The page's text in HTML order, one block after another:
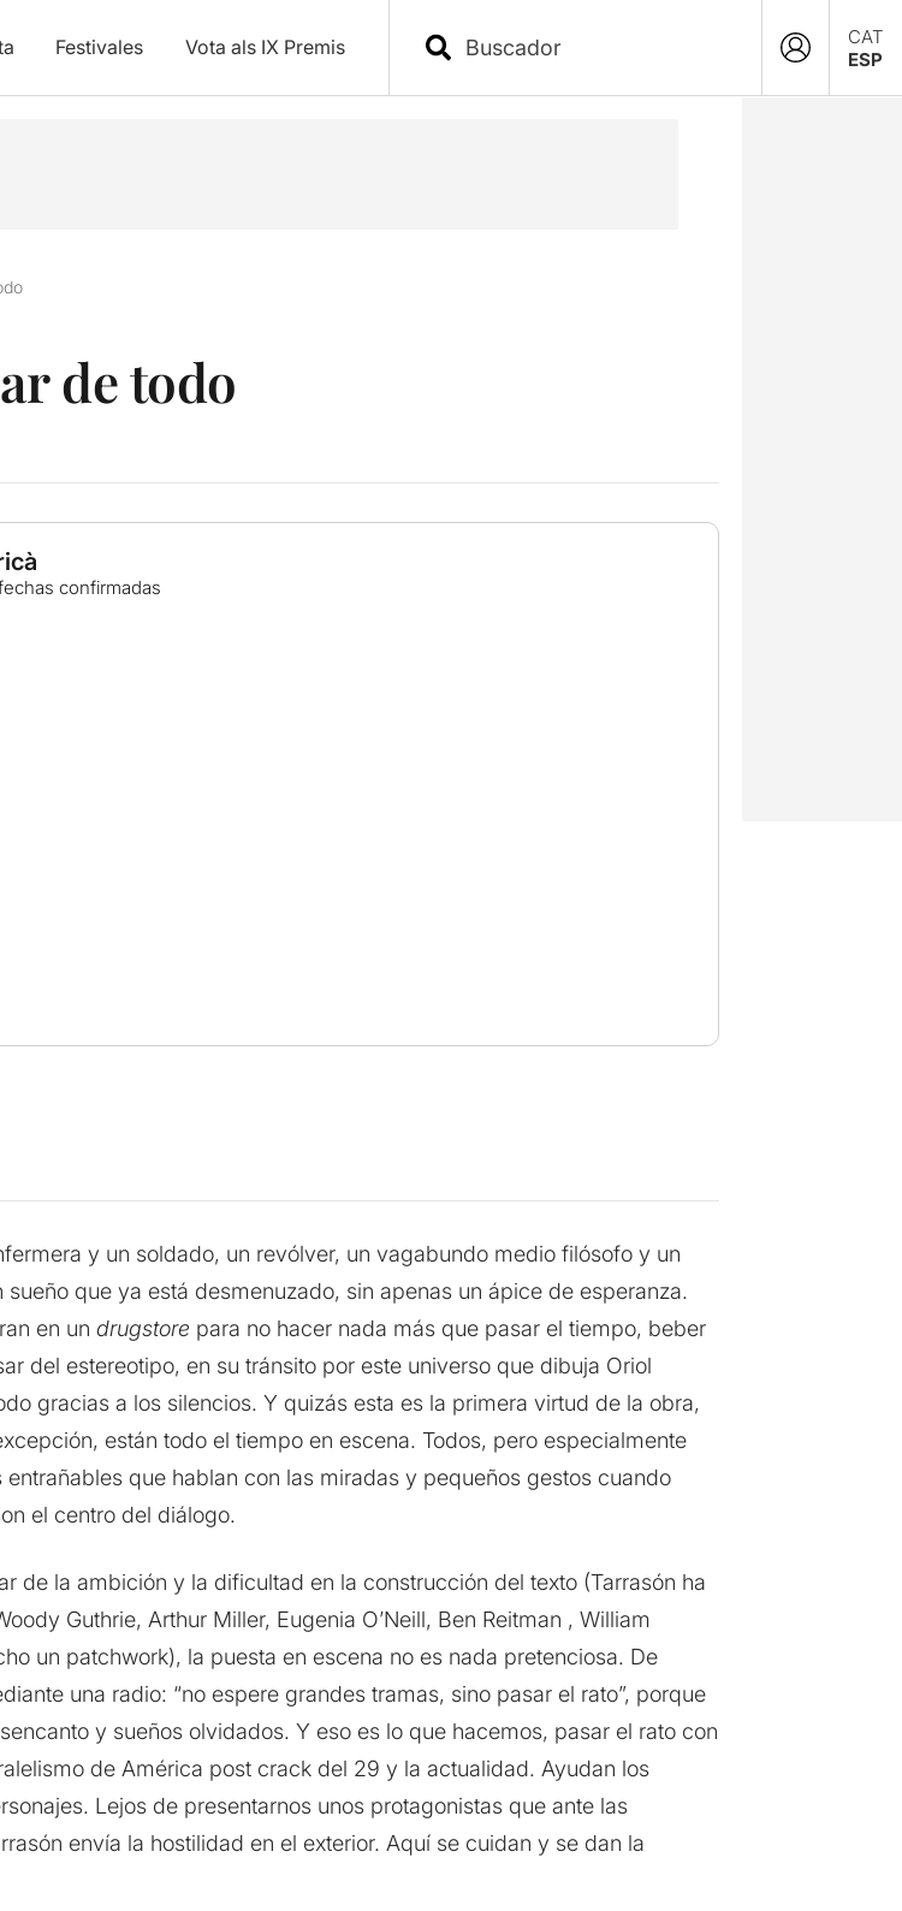
Festivales Vota als IX Premis
CAT
ESP
de todo
confirmadas
y un soldado, un revólver, un vagabundo medio filósofo y un
que ya está desmenuzado, sin apenas un ápice de esperanza.
en un drugstore para no hacer nada más que pasar el tiempo, beber
del estereotipo, en su tránsito por este universo que dibuja Oriol
gracias a los silencios. Y quizás esta es la primera virtud de la obra,
están todo el tiempo en escena. Todos, pero especialmente
que hablan con las miradas y pequeños gestos cuando
el centro del diálogo.
de la ambición y la dificultad en la construcción del texto (Tarrasón ha
Guthrie, Arthur Miller, Eugenia O’Neill, Ben Reitman , William
un patchwork), la puesta en escena no es nada pretenciosa. De
una radio: “no espere grandes tramas, sino pasar el rato”, porque
y sueños olvidados. Y eso es lo que hacemos, pasar el rato con
de América post crack del 29 y la actualidad. Ayudan los
Lejos de presentarnos unos protagonistas que ante las
envía la hostilidad en el exterior. Aquí se cuidan y se dan la